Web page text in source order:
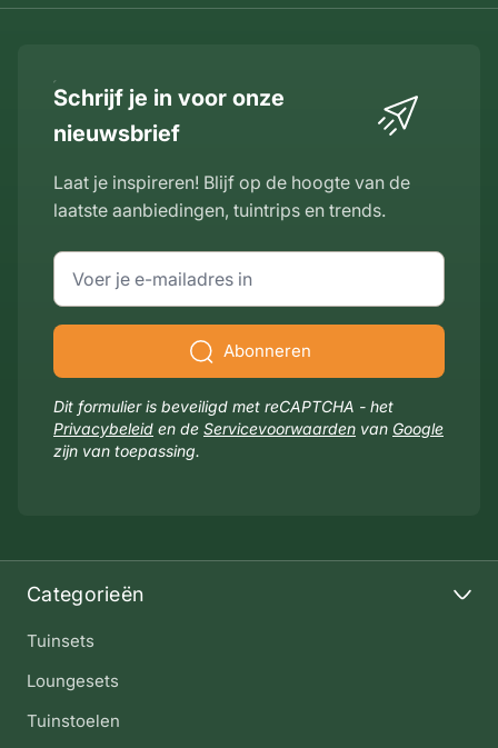
Categorieën
Tuinsets
Loungesets
Tuinstoelen
Schrijf je in voor onze
nieuwsbrief
Laat je inspireren! Blijf op de hoogte van de
laatste aanbiedingen, tuintrips en trends.
E-mailadres
Abonneren
Dit formulier is beveiligd met reCAPTCHA - het
Privacybeleid en de Servicevoorwaarden van Google
zijn van toepassing.